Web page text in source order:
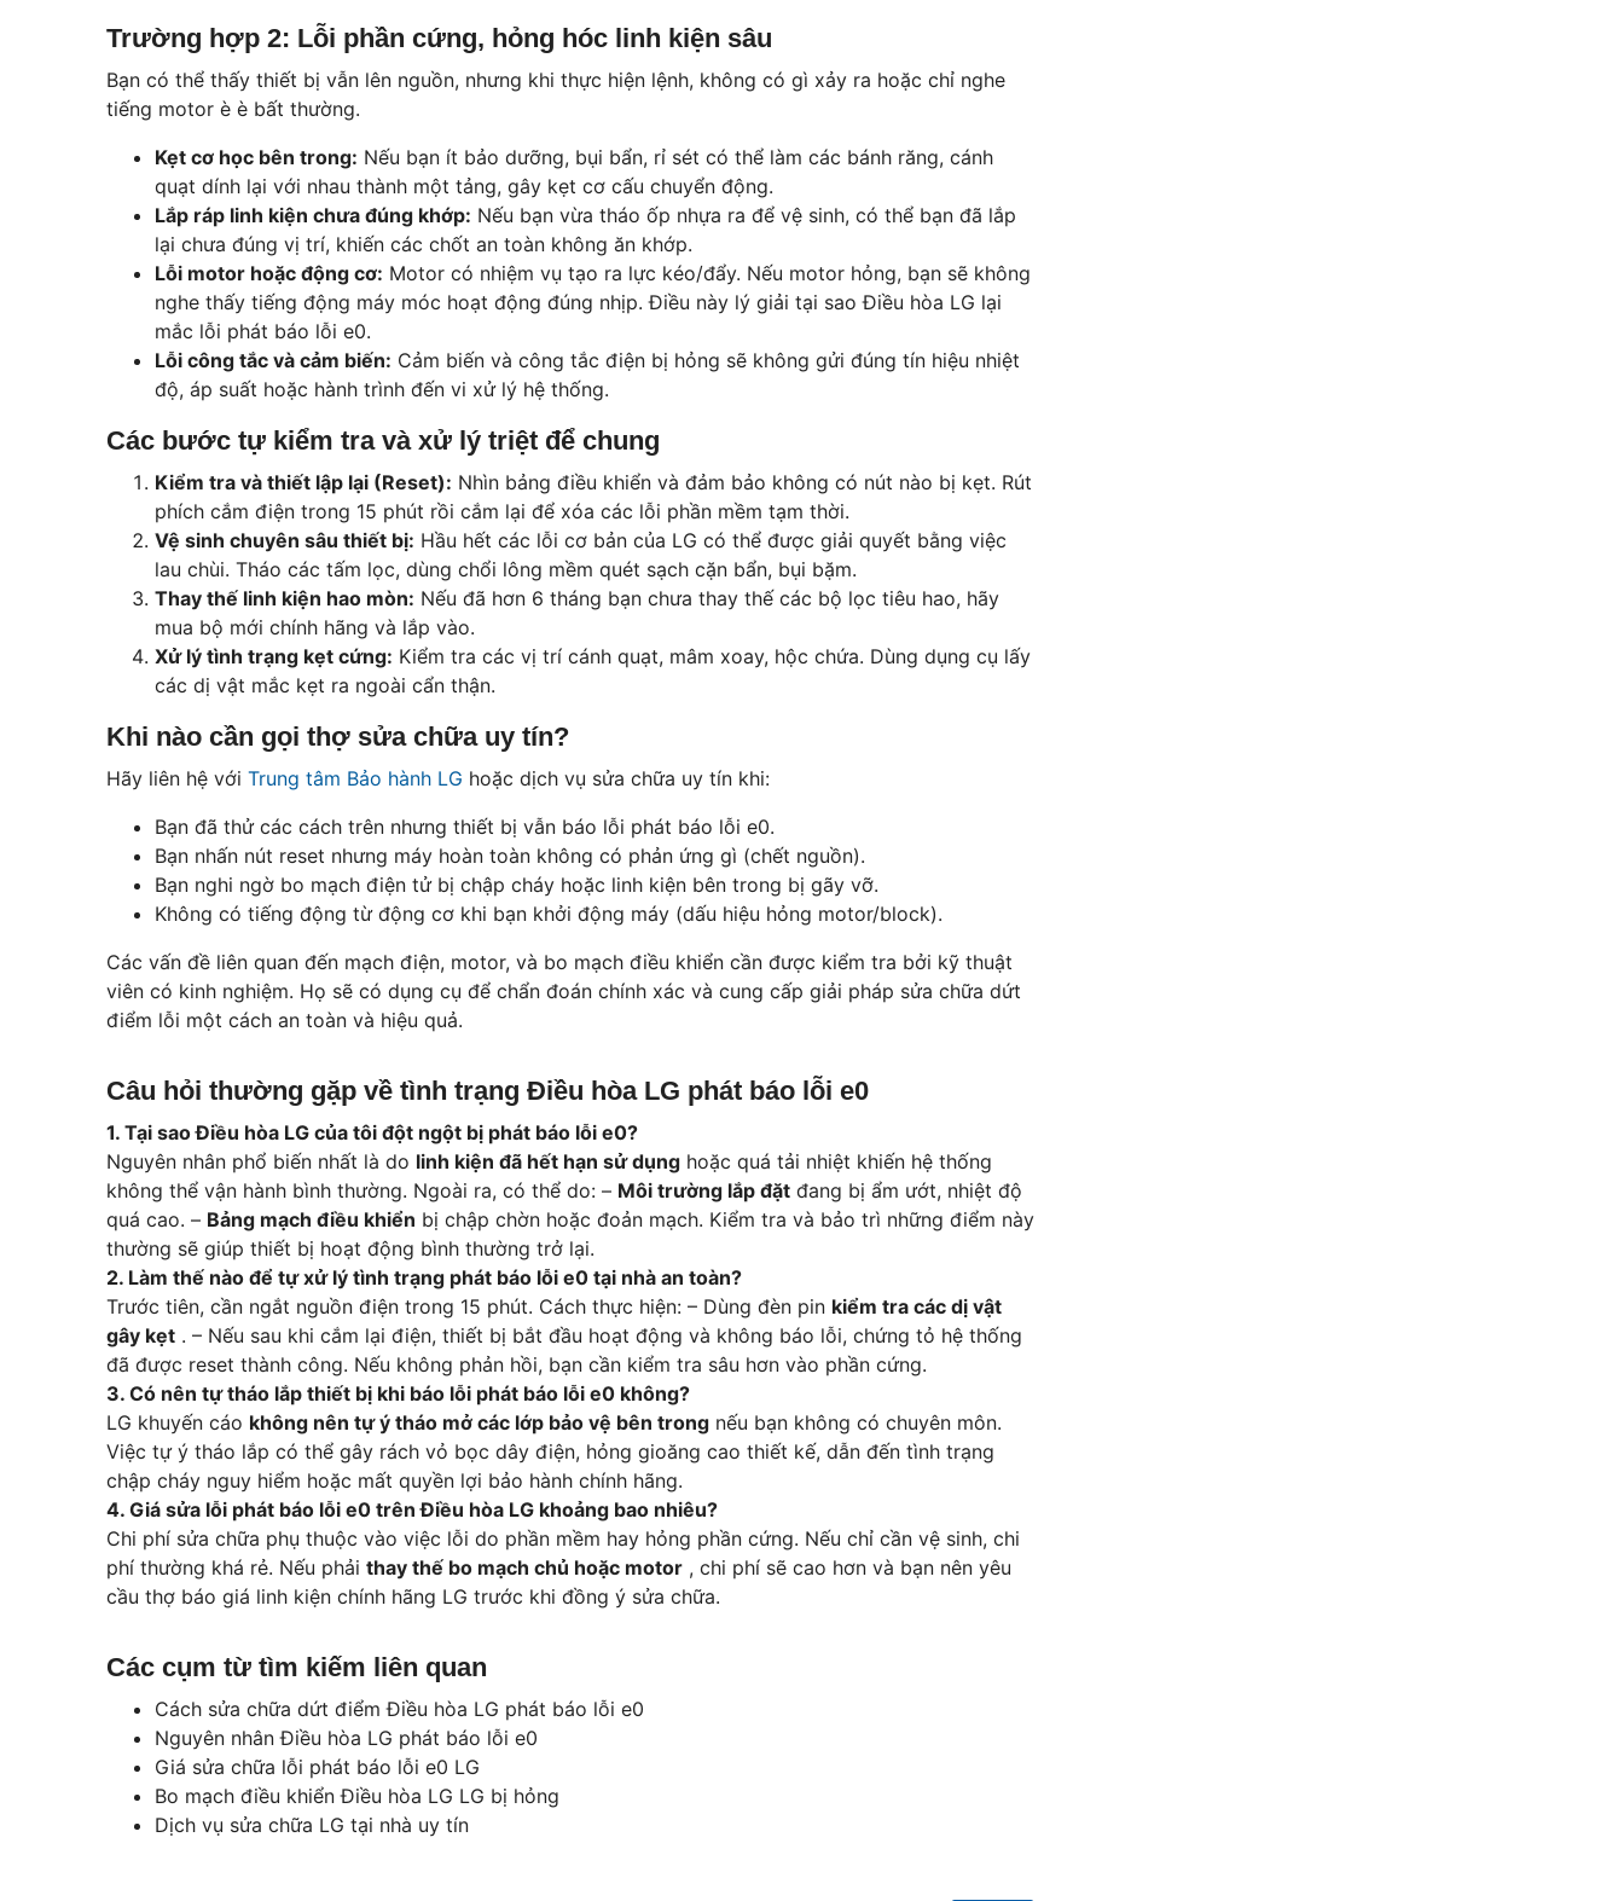
Trường hợp 2: Lỗi phần cứng, hỏng hóc linh kiện sâu
Bạn có thể thấy thiết bị vẫn lên nguồn, nhưng khi thực hiện lệnh, không có gì xảy ra hoặc chỉ nghe
tiếng motor è è bất thường.
Kẹt cơ học bên trong: Nếu bạn ít bảo dưỡng, bụi bẩn, rỉ sét có thể làm các bánh răng, cánh
quạt dính lại với nhau thành một tảng, gây kẹt cơ cấu chuyển động.
Lắp ráp linh kiện chưa đúng khớp: Nếu bạn vừa tháo ốp nhựa ra để vệ sinh, có thể bạn đã lắp
lại chưa đúng vị trí, khiến các chốt an toàn không ăn khớp.
Lỗi motor hoặc động cơ: Motor có nhiệm vụ tạo ra lực kéo/đẩy. Nếu motor hỏng, bạn sẽ không
nghe thấy tiếng động máy móc hoạt động đúng nhịp. Điều này lý giải tại sao Điều hòa LG lại
mắc lỗi phát báo lỗi e0.
Lỗi công tắc và cảm biến: Cảm biến và công tắc điện bị hỏng sẽ không gửi đúng tín hiệu nhiệt
độ, áp suất hoặc hành trình đến vi xử lý hệ thống.
Các bước tự kiểm tra và xử lý triệt để chung
Kiểm tra và thiết lập lại (Reset): Nhìn bảng điều khiển và đảm bảo không có nút nào bị kẹt. Rút
phích cắm điện trong 15 phút rồi cắm lại để xóa các lỗi phần mềm tạm thời.
Vệ sinh chuyên sâu thiết bị: Hầu hết các lỗi cơ bản của LG có thể được giải quyết bằng việc
lau chùi. Tháo các tấm lọc, dùng chổi lông mềm quét sạch cặn bẩn, bụi bặm.
Thay thế linh kiện hao mòn: Nếu đã hơn 6 tháng bạn chưa thay thế các bộ lọc tiêu hao, hãy
mua bộ mới chính hãng và lắp vào.
Xử lý tình trạng kẹt cứng: Kiểm tra các vị trí cánh quạt, mâm xoay, hộc chứa. Dùng dụng cụ lấy
các dị vật mắc kẹt ra ngoài cẩn thận.
Khi nào cần gọi thợ sửa chữa uy tín?
Hãy liên hệ với Trung tâm Bảo hành LG hoặc dịch vụ sửa chữa uy tín khi:
Bạn đã thử các cách trên nhưng thiết bị vẫn báo lỗi phát báo lỗi e0.
Bạn nhấn nút reset nhưng máy hoàn toàn không có phản ứng gì (chết nguồn).
Bạn nghi ngờ bo mạch điện tử bị chập cháy hoặc linh kiện bên trong bị gãy vỡ.
Không có tiếng động từ động cơ khi bạn khởi động máy (dấu hiệu hỏng motor/block).
Các vấn đề liên quan đến mạch điện, motor, và bo mạch điều khiển cần được kiểm tra bởi kỹ thuật
viên có kinh nghiệm. Họ sẽ có dụng cụ để chẩn đoán chính xác và cung cấp giải pháp sửa chữa dứt
điểm lỗi một cách an toàn và hiệu quả.
Câu hỏi thường gặp về tình trạng Điều hòa LG phát báo lỗi e0
1. Tại sao Điều hòa LG của tôi đột ngột bị phát báo lỗi e0?
Nguyên nhân phổ biến nhất là do linh kiện đã hết hạn sử dụng hoặc quá tải nhiệt khiến hệ thống
không thể vận hành bình thường. Ngoài ra, có thể do: – Môi trường lắp đặt đang bị ẩm ướt, nhiệt độ
quá cao. – Bảng mạch điều khiển bị chập chờn hoặc đoản mạch. Kiểm tra và bảo trì những điểm này
thường sẽ giúp thiết bị hoạt động bình thường trở lại.
2. Làm thế nào để tự xử lý tình trạng phát báo lỗi e0 tại nhà an toàn?
Trước tiên, cần ngắt nguồn điện trong 15 phút. Cách thực hiện: – Dùng đèn pin kiểm tra các dị vật
gây kẹt . – Nếu sau khi cắm lại điện, thiết bị bắt đầu hoạt động và không báo lỗi, chứng tỏ hệ thống
đã được reset thành công. Nếu không phản hồi, bạn cần kiểm tra sâu hơn vào phần cứng.
3. Có nên tự tháo lắp thiết bị khi báo lỗi phát báo lỗi e0 không?
LG khuyến cáo không nên tự ý tháo mở các lớp bảo vệ bên trong nếu bạn không có chuyên môn.
Việc tự ý tháo lắp có thể gây rách vỏ bọc dây điện, hỏng gioăng cao thiết kế, dẫn đến tình trạng
chập cháy nguy hiểm hoặc mất quyền lợi bảo hành chính hãng.
4. Giá sửa lỗi phát báo lỗi e0 trên Điều hòa LG khoảng bao nhiêu?
Chi phí sửa chữa phụ thuộc vào việc lỗi do phần mềm hay hỏng phần cứng. Nếu chỉ cần vệ sinh, chi
phí thường khá rẻ. Nếu phải thay thế bo mạch chủ hoặc motor , chi phí sẽ cao hơn và bạn nên yêu
cầu thợ báo giá linh kiện chính hãng LG trước khi đồng ý sửa chữa.
Các cụm từ tìm kiếm liên quan
Cách sửa chữa dứt điểm Điều hòa LG phát báo lỗi e0
Nguyên nhân Điều hòa LG phát báo lỗi e0
Giá sửa chữa lỗi phát báo lỗi e0 LG
Bo mạch điều khiển Điều hòa LG LG bị hỏng
Dịch vụ sửa chữa LG tại nhà uy tín